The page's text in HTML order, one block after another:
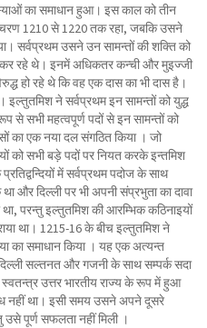
का समाधान हुआ। इस काल को तीन
1210 से 1220 तक रहा, जबकि उसने
सर्वप्रथम उसने उन सामन्तों की शक्ति को
कर रहे थे। इनमें अधिकतर कन्ची और मुइज्जी
हो रहे थे कि वह एक दास का भी दास है।
ने सर्वप्रथम इन सामन्तों को युद्ध
से सभी महत्वपूर्ण पदों से इन सामन्तों को
का एक नया दल संगठित किया । जो
को सभी बड़े पदों पर नियत करके इन्तमिश
में सर्वप्रथम पदोज के साथ
और दिल्ली पर भी अपनी संप्रभुता का दावा
परन्तु इल्तुतमिश की आरम्भिक कठिनाइयों
था। 1215-16 के बीच इल्तुतमिश ने
का समाधान किया । यह एक अत्यन्त
सल्तनत और गजनी के साथ सम्पर्क सदा
उत्तर भारतीय राज्य के रूप में हुआ
नहीं था। इसी समय उसने अपने दूसरे
उसे पूर्ण सफलता नहीं मिली ।